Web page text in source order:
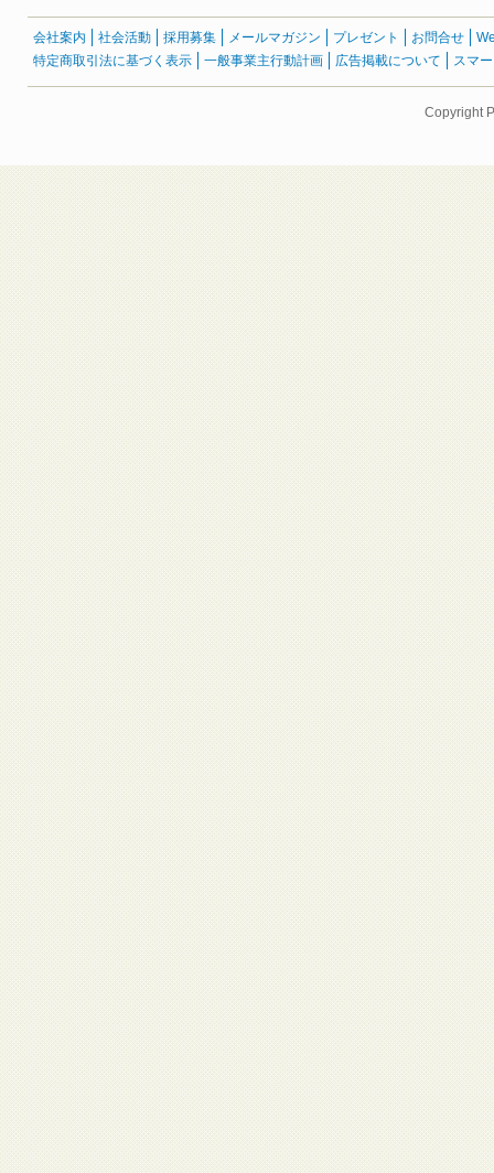
会社案内 社会活動 採用募集 メールマガジン プレゼント お問合せ
特定商取引法に基づく表示
一般事業主行動計画 広告掲載について スマ
Copyright